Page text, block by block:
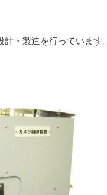
・製造を行っています。